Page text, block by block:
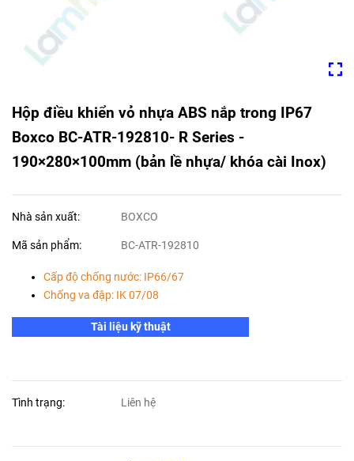
Hộp điều khiển vỏ nhựa ABS nắp trong IP67
Boxco BC-ATR-192810- R Series -
190×280×100mm (bản lề nhựa/ khóa cài Inox)
Nhà sản xuất: BOXCO
Mã sản phẩm: BC-ATR-192810
Cấp độ chống nước: IP66/67
Chống va đập: IK 07/08
Tài liệu kỹ thuật
Tình trạng: Liên hệ